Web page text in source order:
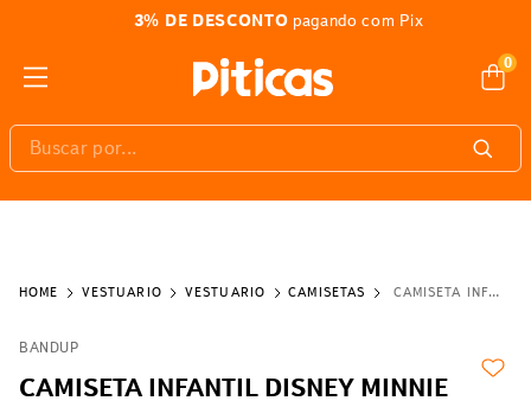
3% DE DESCONTO pagando com Pix
0
Buscar por...
VESTUÁRIO VESTUÁRIO CAMISETAS CAMISETA INFANTIL DISNEY MINNIE
BANDUP
CAMISETA INFANTIL DISNEY MINNIE